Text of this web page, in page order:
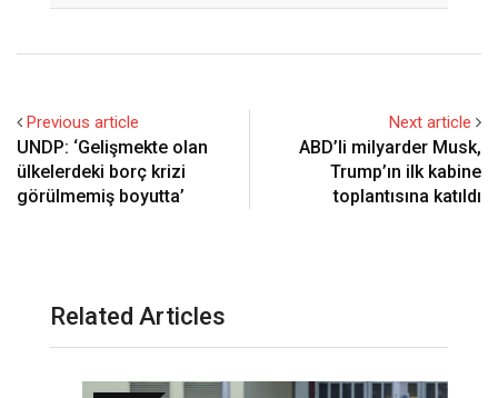
Previous article
UNDP: ‘Gelişmekte olan
ülkelerdeki borç krizi
görülmemiş boyutta’
Next article
ABD’li milyarder Musk,
Trump’ın ilk kabine
toplantısına katıldı
Related Articles